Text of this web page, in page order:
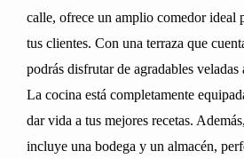
calle, ofrece un amplio comedor ideal
tus clientes. Con una terraza que
podrás disfrutar de agradables veladas
La cocina está completamente
dar vida a tus mejores recetas.
incluye una bodega y un almacén,